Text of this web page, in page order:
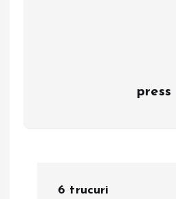
press
6 trucuri